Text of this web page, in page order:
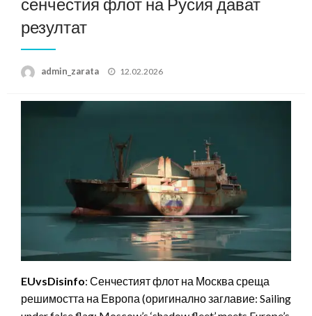
резултат
admin_zarata
Posted
12.02.2026
EUvsDisinfo: Сенчестият флот на Москва среща
решимостта на Европа (оригинално заглавие: Sailing